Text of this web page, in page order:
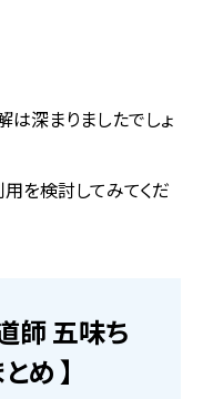
深まりましたでしょ
を検討してみてくだ
師 五味ち
め 】